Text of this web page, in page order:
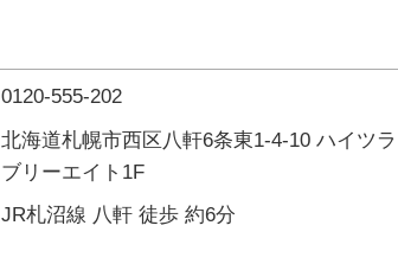
0120-555-202
北海道札幌市西区八軒6条東1-4-10 ハイツラ
ブリーエイト1F
JR札沼線 八軒 徒歩 約6分